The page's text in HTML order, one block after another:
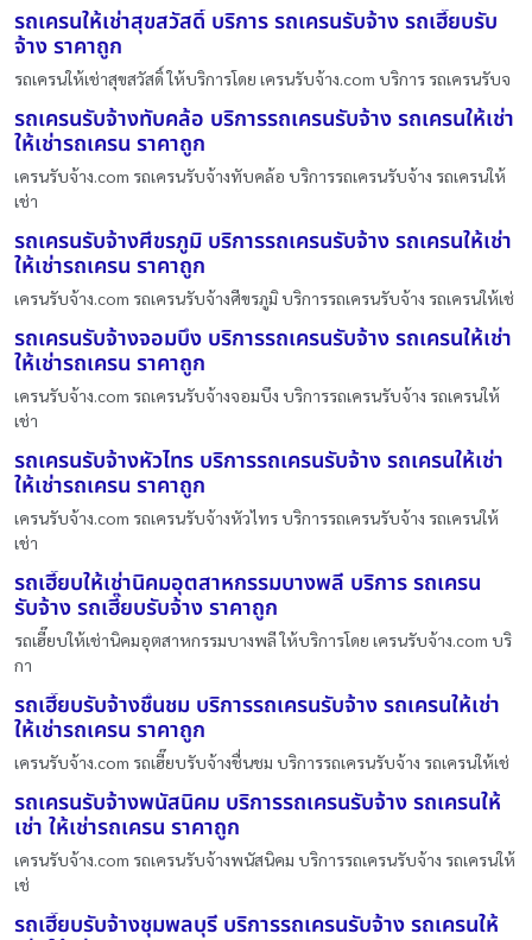
รถเครนให้เช่าสุขสวัสดิ์ บริการ รถเครนรับจ้าง รถเฮี๊ยบรับ
จ้าง ราคาถูก
รถเครนให้เช่าสุขสวัสดิ์ ให้บริการโดย เครนรับจ้าง.com บริการ รถเครนรับจ
รถเครนรับจ้างทับคล้อ บริการรถเครนรับจ้าง รถเครนให้เช่า
ให้เช่ารถเครน ราคาถูก
เครนรับจ้าง.com รถเครนรับจ้างทับคล้อ บริการรถเครนรับจ้าง รถเครนให้
เช่า
รถเครนรับจ้างศีขรภูมิ บริการรถเครนรับจ้าง รถเครนให้เช่า
ให้เช่ารถเครน ราคาถูก
เครนรับจ้าง.com รถเครนรับจ้างศีขรภูมิ บริการรถเครนรับจ้าง รถเครนให้เช่
รถเครนรับจ้างจอมบึง บริการรถเครนรับจ้าง รถเครนให้เช่า
ให้เช่ารถเครน ราคาถูก
เครนรับจ้าง.com รถเครนรับจ้างจอมบึง บริการรถเครนรับจ้าง รถเครนให้
เช่า
รถเครนรับจ้างหัวไทร บริการรถเครนรับจ้าง รถเครนให้เช่า
ให้เช่ารถเครน ราคาถูก
เครนรับจ้าง.com รถเครนรับจ้างหัวไทร บริการรถเครนรับจ้าง รถเครนให้
เช่า
รถเฮี๊ยบให้เช่านิคมอุตสาหกรรมบางพลี บริการ รถเครน
รับจ้าง รถเฮี๊ยบรับจ้าง ราคาถูก
รถเฮี๊ยบให้เช่านิคมอุตสาหกรรมบางพลี ให้บริการโดย เครนรับจ้าง.com บริ
กา
รถเฮี๊ยบรับจ้างชื่นชม บริการรถเครนรับจ้าง รถเครนให้เช่า
ให้เช่ารถเครน ราคาถูก
เครนรับจ้าง.com รถเฮี๊ยบรับจ้างชื่นชม บริการรถเครนรับจ้าง รถเครนให้เช่
รถเครนรับจ้างพนัสนิคม บริการรถเครนรับจ้าง รถเครนให้
เช่า ให้เช่ารถเครน ราคาถูก
เครนรับจ้าง.com รถเครนรับจ้างพนัสนิคม บริการรถเครนรับจ้าง รถเครนให้
เช่
รถเฮี๊ยบรับจ้างชุมพลบุรี บริการรถเครนรับจ้าง รถเครนให้